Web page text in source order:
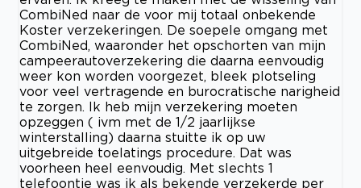
CombiNed naar de voor mij totaal onbekende
Koster verzekeringen. De soepele omgang met
CombiNed, waaronder het opschorten van mijn
campeerautoverzekering die daarna eenvoudig
weer kon worden voorgezet, bleek plotseling
voor veel vertragende en burocratische narigheid
te zorgen. Ik heb mijn verzekering moeten
opzeggen ( ivm met de 1/2 jaarlijkse
winterstalling) daarna stuitte ik op uw
uitgebreide toelatings procedure. Dat was
voorheen heel eenvoudig. Met slechts 1
telefoontje was ik als bekende verzekerde per